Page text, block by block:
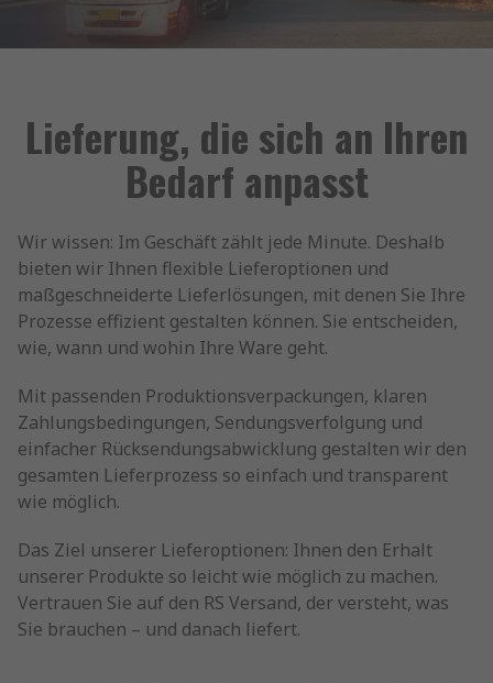
Lieferung, die sich an Ihren
Bedarf anpasst
Wir wissen: Im Geschäft zählt jede Minute. Deshalb
bieten wir Ihnen flexible Lieferoptionen und
maßgeschneiderte Lieferlösungen, mit denen Sie Ihre
Prozesse effizient gestalten können. Sie entscheiden,
wie, wann und wohin Ihre Ware geht.
Mit passenden Produktionsverpackungen, klaren
Zahlungsbedingungen, Sendungsverfolgung und
einfacher Rücksendungsabwicklung gestalten wir den
gesamten Lieferprozess so einfach und transparent
wie möglich.
Das Ziel unserer Lieferoptionen: Ihnen den Erhalt
unserer Produkte so leicht wie möglich zu machen.
Vertrauen Sie auf den RS Versand, der versteht, was
Sie brauchen – und danach liefert.